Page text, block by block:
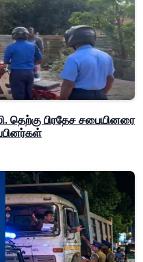
தெற்கு பிரதேச சபையினரை